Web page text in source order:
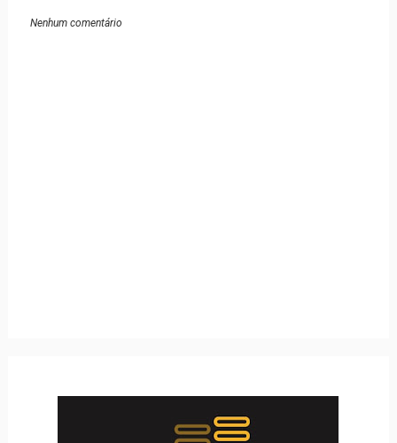
Nenhum comentário